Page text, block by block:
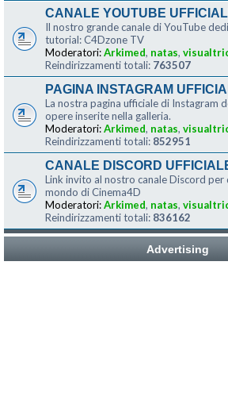
CANALE YOUTUBE
Il nostro grande canale di YouTube
tutorial: C4Dzone TV
Moderatori:Arkimed, natas,
Reindirizzamenti totali: 763507
PAGINA INSTAGRAM
La nostra pagina ufficiale di Instagram
opere inserite nella galleria.
Moderatori:Arkimed, natas,
Reindirizzamenti totali: 852951
CANALE DISCORD
Link invito al nostro canale Discord per
mondo di Cinema4D
Moderatori:Arkimed, natas,
Reindirizzamenti totali: 836162
Advertising